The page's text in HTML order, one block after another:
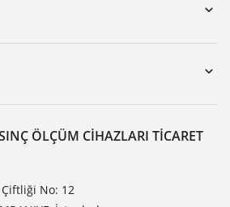
arama
ÖLÇÜM CIHAZLARI TICARET
No: 12